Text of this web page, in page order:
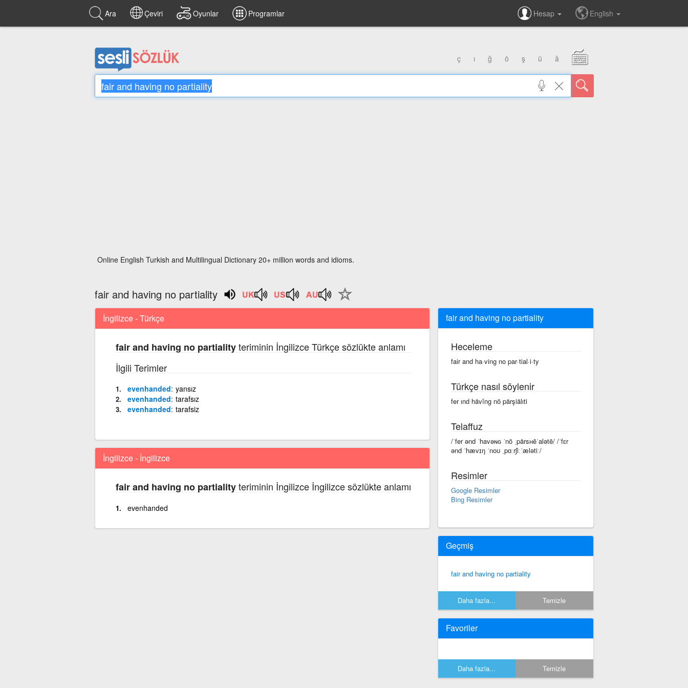
Ara Çeviri Oyunlar Programlar Hesap English
ç ı ğ ö ş ü â
Online English Turkish and Multilingual Dictionary 20+ million words and idioms.
fair and having no partiality
İngilizce - Türkçe
fair and having no partialityteriminin İngilizce Türkçe sözlükte anlamı
İlgili Terimler
evenhanded yansız
evenhanded tarafsız
evenhanded tarafsiz
İngilizce - İngilizce
fair and having no partialityteriminin İngilizce İngilizce sözlükte anlamı
evenhanded
fair and having no partiality
Heceleme
fair and ha·ving no par·tial·i·ty
Türkçe nasıl söylenir
fer ınd hävîng nō pärşiälıti
Telaffuz
/ˈfer ənd ˈhavəɴɢ ˈnō ˌpärsʜēˈalətē/ /ˈfɛr
ənd ˈhævɪŋ ˈnoʊ ˌpɑːrʃiːˈælətiː/
Resimler
Google Resimler
Bing Resimler
Geçmiş
fair and having no partiality
Daha fazla... Temizle
Favoriler
Daha fazla... Temizle